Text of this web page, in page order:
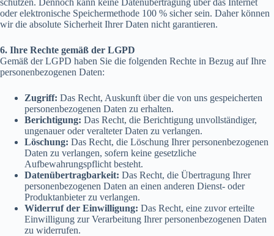
schützen. Dennoch kann keine Datenübertragung über das Internet
oder elektronische Speichermethode 100 % sicher sein. Daher können
wir die absolute Sicherheit Ihrer Daten nicht garantieren.
6. Ihre Rechte gemäß der LGPD
Gemäß der LGPD haben Sie die folgenden Rechte in Bezug auf Ihre
personenbezogenen Daten:
Zugriff: Das Recht, Auskunft über die von uns gespeicherten
personenbezogenen Daten zu erhalten.
Berichtigung: Das Recht, die Berichtigung unvollständiger,
ungenauer oder veralteter Daten zu verlangen.
Löschung: Das Recht, die Löschung Ihrer personenbezogenen
Daten zu verlangen, sofern keine gesetzliche
Aufbewahrungspflicht besteht.
Datenübertragbarkeit: Das Recht, die Übertragung Ihrer
personenbezogenen Daten an einen anderen Dienst- oder
Produktanbieter zu verlangen.
Widerruf der Einwilligung: Das Recht, eine zuvor erteilte
Einwilligung zur Verarbeitung Ihrer personenbezogenen Daten
zu widerrufen.